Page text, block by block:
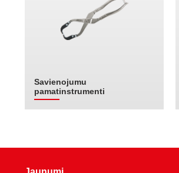
Savienojumu
pamatinstrumenti